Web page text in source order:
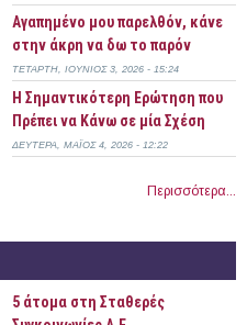
Αγαπημένο μου παρελθόν, κάνε
στην άκρη να δω το παρόν
ΤΕΤΆΡΤΗ, ΙΟΎΝΙΟΣ 3, 2026 - 15:24
Η Σημαντικότερη Ερώτηση που
Πρέπει να Κάνω σε μία Σχέση
ΔΕΥΤΈΡΑ, ΜΆΙΟΣ 4, 2026 - 12:22
Περισσότερα...
5 άτομα στη Σταθερές